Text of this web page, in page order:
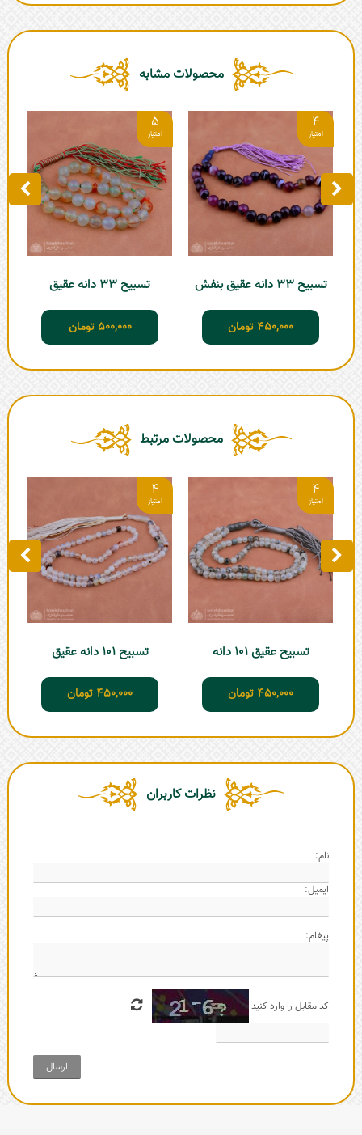
محصولات مشابه
4
تسبیح 33 دانه عقیق بنفش
450,000 تومان
5
تسبیح 33 دانه عقیق
500,000 تومان
محصولات مرتبط
4
تسبیح عقیق 101 دانه
450,000 تومان
4
تسبیح 101 دانه عقیق
450,000 تومان
نظرات کاربران
نام:
ایمیل:
پیغام:
کد مقابل را وارد کنید
ارسال